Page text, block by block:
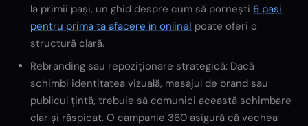
la primii pași, un ghid despre cum să pornești6 pași
pentru prima ta afacere în online! poate oferi o
structură clară.
Rebranding sau repoziționare strategică: Dacă
schimbi identitatea vizuală, mesajul de brand sau
publicul țintă, trebuie să comunici această schimbare
clar și răspicat. O campanie 360 asigură că vechea